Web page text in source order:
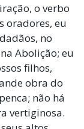
o verbo
oradores, eu
no
Abolição; eu
filhos,
obra do
não há
vertiginosa.